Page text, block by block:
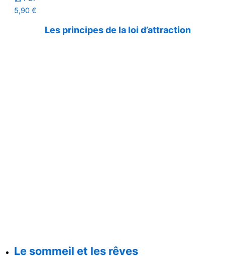
5,90 €
Les principes de la loi d’attraction
Le sommeil et les rêves